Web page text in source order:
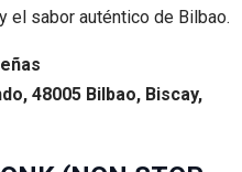
el sabor auténtico de Bilbao.
48005 Bilbao, Biscay,